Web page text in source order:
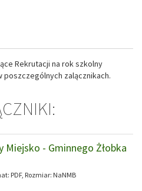
Rekrutacji na rok szkolny
poszczególnych zalącznikach.
Miejsko - Gminnego Żłobka
PDF, Rozmiar: NaNMB